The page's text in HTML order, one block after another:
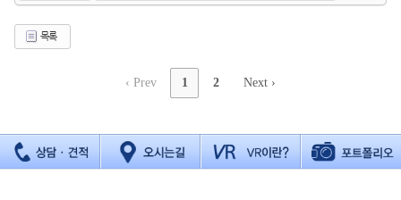
목록
‹ Prev 1 2 Next ›